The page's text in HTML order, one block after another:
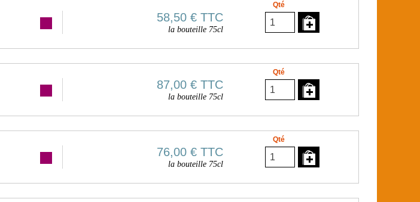
58,50 € TTC
la bouteille 75cl
Qté
87,00 € TTC
la bouteille 75cl
Qté
76,00 € TTC
la bouteille 75cl
Qté